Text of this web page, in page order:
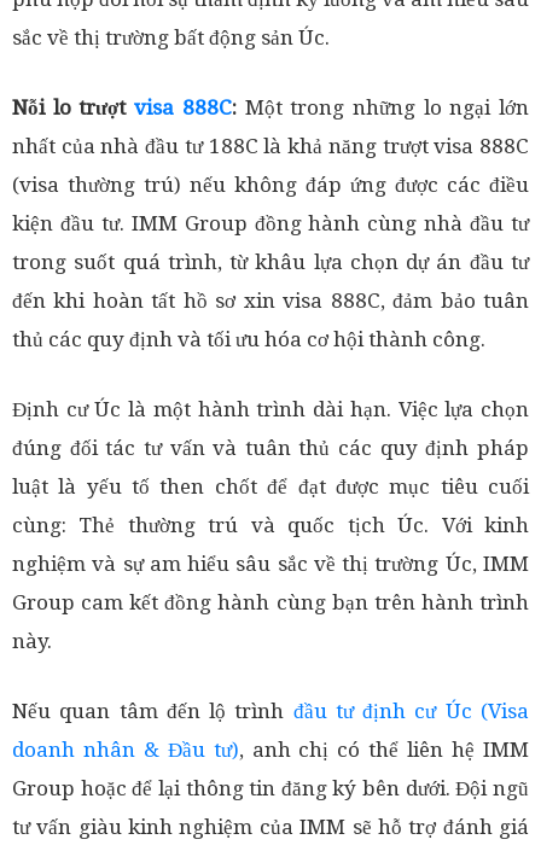
sắc về thị trường bất động sản Úc.
Nỗi lo trượtvisa 888C:Một trong những lo ngại lớn
nhất của nhà đầu tư 188C là khả năng trượt visa 888C
(visa thường trú) nếu không đáp ứng được các điều
kiện đầu tư. IMM Group đồng hành cùng nhà đầu tư
trong suốt quá trình, từ khâu lựa chọn dự án đầu tư
đến khi hoàn tất hồ sơ xin visa 888C, đảm bảo tuân
thủ các quy định và tối ưu hóa cơ hội thành công.
Định cư Úc là một hành trình dài hạn. Việc lựa chọn
đúng đối tác tư vấn và tuân thủ các quy định pháp
luật là yếu tố then chốt để đạt được mục tiêu cuối
cùng: Thẻ thường trú và quốc tịch Úc. Với kinh
nghiệm và sự am hiểu sâu sắc về thị trường Úc, IMM
Group cam kết đồng hành cùng bạn trên hành trình
này.
Nếu quan tâm đến lộ trình đầu tư định cư Úc (Visa
doanh nhân & Đầu tư), anh chị có thể liên hệ IMM
Group hoặc để lại thông tin đăng ký bên dưới. Đội ngũ
tư vấn giàu kinh nghiệm của IMM sẽ hỗ trợ đánh giá